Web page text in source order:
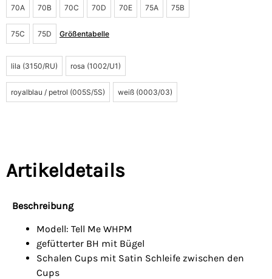
70A 70B 70C 70D 70E 75A 75B
75C 75D Größentabelle
lila (3150/RU) rosa (1002/U1)
royalblau / petrol (005S/5S) weiß (0003/03)
Artikeldetails
Beschreibung
Modell: Tell Me WHPM
gefütterter BH mit Bügel
Schalen Cups mit Satin Schleife zwischen den
Cups